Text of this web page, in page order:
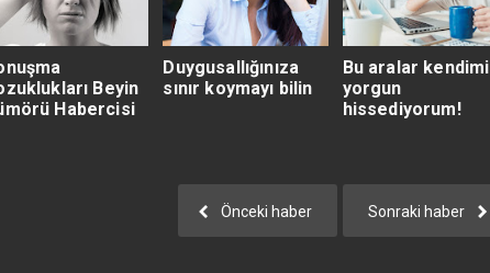
Beyin
Habercisi
Duygusallığınıza
sınır koymayı bilin
Bu aralar kendimi
yorgun
hissediyorum!
Sonraki haber
Önceki haber